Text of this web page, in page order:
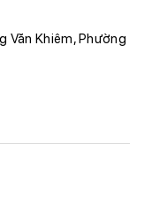
Văn Khiêm, Phường